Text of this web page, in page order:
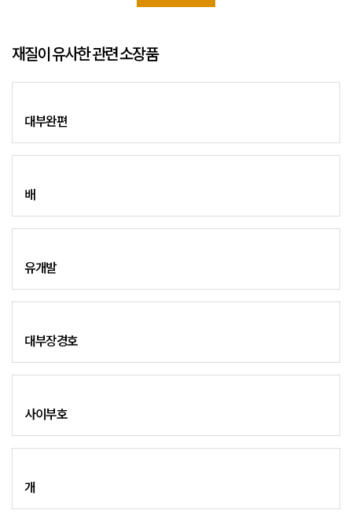
재질이 유사한 관련 소장품
대부완편
배
유개발
대부장경호
사이부호
개